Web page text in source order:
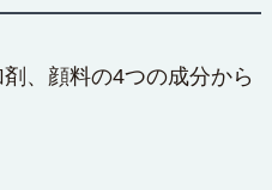
、顔料の4つの成分から